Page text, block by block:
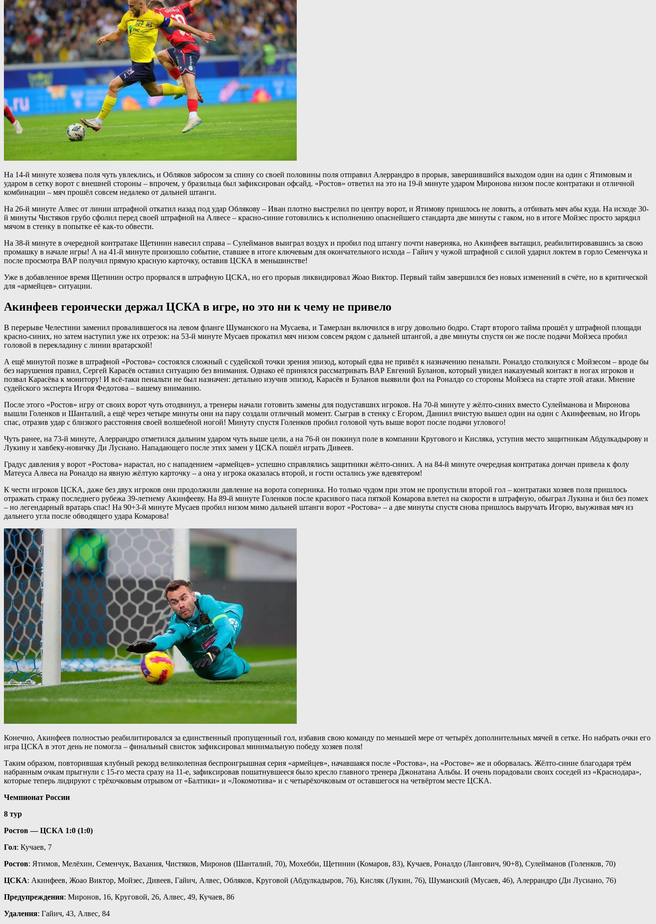
На 14-й минуте хозяева поля чуть увлеклись, и Обляков забросом за спину со своей половины поля отправил Алеррандро в прорыв, завершившийся выходом один на один с Ятимовым и
ударом в сетку ворот с внешней стороны – впрочем, у бразильца был зафиксирован офсайд. «Ростов» ответил на это на 19-й минуте ударом Миронова низом после контратаки и отличной
комбинации – мяч прошёл совсем недалеко от дальней штанги.
На 26-й минуте Алвес от линии штрафной откатил назад под удар Облякову – Иван плотно выстрелил по центру ворот, и Ятимову пришлось не ловить, а отбивать мяч абы куда. На исходе 30-
й минуты Чистяков грубо сфолил перед своей штрафной на Алвесе – красно-синие готовились к исполнению опаснейшего стандарта две минуты с гаком, но в итоге Мойзес просто зарядил
мячом в стенку в попытке её как-то обвести.
На 38-й минуте в очередной контратаке Щетинин навесил справа – Сулейманов выиграл воздух и пробил под штангу почти наверняка, но Акинфеев вытащил, реабилитировавшись за свою
промашку в начале игры! А на 41-й минуте произошло событие, ставшее в итоге ключевым для окончательного исхода – Гайич у чужой штрафной с силой ударил локтем в горло Семенчука и
после просмотра ВАР получил прямую красную карточку, оставив ЦСКА в меньшинстве!
Уже в добавленное время Щетинин остро прорвался в штрафную ЦСКА, но его прорыв ликвидировал Жоао Виктор. Первый тайм завершился без новых изменений в счёте, но в критической
для «армейцев» ситуации.
Акинфеев героически держал ЦСКА в игре, но это ни к чему не привело
В перерыве Челестини заменил провалившегося на левом фланге Шуманского на Мусаева, и Тамерлан включился в игру довольно бодро. Старт второго тайма прошёл у штрафной площади
красно-синих, но затем наступил уже их отрезок: на 53-й минуте Мусаев прокатил мяч низом совсем рядом с дальней штангой, а две минуты спустя он же после подачи Мойзеса пробил
головой в перекладину с линии вратарской!
А ещё минутой позже в штрафной «Ростова» состоялся сложный с судейской точки зрения эпизод, который едва не привёл к назначению пенальти. Роналдо столкнулся с Мойзесом – вроде бы
без нарушения правил, Сергей Карасёв оставил ситуацию без внимания. Однако её принялся рассматривать ВАР Евгений Буланов, который увидел наказуемый контакт в ногах игроков и
позвал Карасёва к монитору! И всё-таки пенальти не был назначен: детально изучив эпизод, Карасёв и Буланов выявили фол на Роналдо со стороны Мойзеса на старте этой атаки. Мнение
судейского эксперта Игоря Федотова – вашему вниманию.
После этого «Ростов» игру от своих ворот чуть отодвинул, а тренеры начали готовить замены для подуставших игроков. На 70-й минуте у жёлто-синих вместо Сулейманова и Миронова
вышли Голенков и Шанталий, а ещё через четыре минуты они на пару создали отличный момент. Сыграв в стенку с Егором, Даниил вчистую вышел один на один с Акинфеевым, но Игорь
спас, отразив удар с близкого расстояния своей волшебной ногой! Минуту спустя Голенков пробил головой чуть выше ворот после подачи углового!
Чуть ранее, на 73-й минуте, Алеррандро отметился дальним ударом чуть выше цели, а на 76-й он покинул поле в компании Кругового и Кисляка, уступив место защитникам Абдулкадырову и
Лукину и хавбеку-новичку Ди Лусиано. Нападающего после этих замен у ЦСКА пошёл играть Дивеев.
Градус давления у ворот «Ростова» нарастал, но с нападением «армейцев» успешно справлялись защитники жёлто-синих. А на 84-й минуте очередная контратака дончан привела к фолу
Матеуса Алвеса на Роналдо на явную жёлтую карточку – а она у игрока оказалась второй, и гости остались уже вдевятером!
К чести игроков ЦСКА, даже без двух игроков они продолжили давление на ворота соперника. Но только чудом при этом не пропустили второй гол – контратаки хозяев поля пришлось
отражать стражу последнего рубежа 39-летнему Акинфееву. На 89-й минуте Голенков после красивого паса пяткой Комарова влетел на скорости в штрафную, обыграл Лукина и бил без помех
– но легендарный вратарь спас! На 90+3-й минуте Мусаев пробил низом мимо дальней штанги ворот «Ростова» – а две минуты спустя снова пришлось выручать Игорю, выуживая мяч из
дальнего угла после обводящего удара Комарова!
Конечно, Акинфеев полностью реабилитировался за единственный пропущенный гол, избавив свою команду по меньшей мере от четырёх дополнительных мячей в сетке. Но набрать очки его
игра ЦСКА в этот день не помогла – финальный свисток зафиксировал минимальную победу хозяев поля!
Таким образом, повторившая клубный рекорд великолепная беспроигрышная серия «армейцев», начавшаяся после «Ростова», на «Ростове» же и оборвалась. Жёлто-синие благодаря трём
набранным очкам прыгнули с 15-го места сразу на 11-е, зафиксировав пошатнувшееся было кресло главного тренера Джонатана Альбы. И очень порадовали своих соседей из «Краснодара»,
которые теперь лидируют с трёхочковым отрывом от «Балтики» и «Локомотива» и с четырёхочковым от оставшегося на четвёртом месте ЦСКА.
Чемпионат России
8 тур
Ростов — ЦСКА 1:0 (1:0)
Гол: Кучаев, 7
Ростов: Ятимов, Мелёхин, Семенчук, Вахания, Чистяков, Миронов (Шанталий, 70), Мохебби, Щетинин (Комаров, 83), Кучаев, Роналдо (Лангович, 90+8), Сулейманов (Голенков, 70)
ЦСКА: Акинфеев, Жоао Виктор, Мойзес, Дивеев, Гайич, Алвес, Обляков, Круговой (Абдулкадыров, 76), Кисляк (Лукин, 76), Шуманский (Мусаев, 46), Алеррандро (Ди Лусиано, 76)
Предупреждения: Миронов, 16, Круговой, 26, Алвес, 49, Кучаев, 86
Удаления: Гайич, 43, Алвес, 84